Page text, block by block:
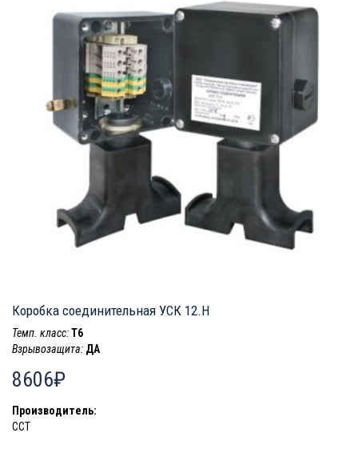
Коробка соединительная УСК 12.Н
Темп. класс:T6
Взрывозащита: ДА
8606₽
Производитель:
ССТ